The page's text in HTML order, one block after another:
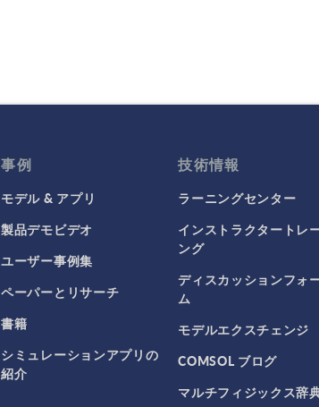
事例
モデル & アプリ
製品デモビデオ
ユーザー事例集
ペーパーとリサーチ
書籍
シミュレーションアプリの
紹介
技術情報
ラーニングセンター
インストラクタートレ
ング
ディスカッションフォ
ム
モデルエクスチェンジ
COMSOL ブログ
マルチフィジックス辞